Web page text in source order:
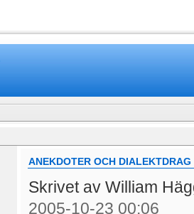
ANEKDOTER OCH DIALEKTDRAG
Skrivet av William
2005-10-23 00:06